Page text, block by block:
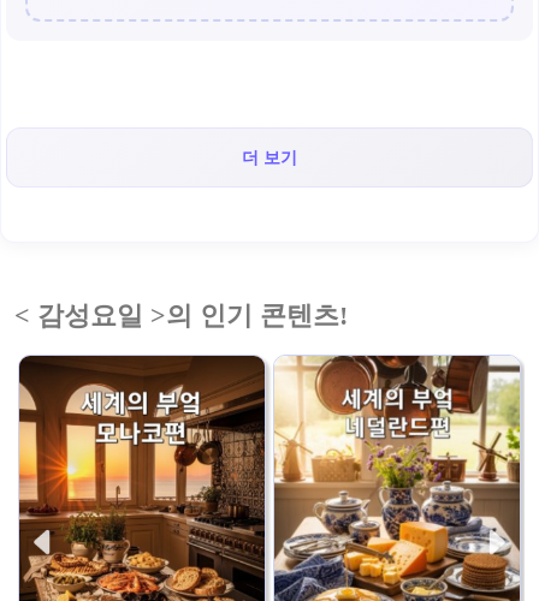
더 보기
< 감성요일 >의 인기 콘텐츠!